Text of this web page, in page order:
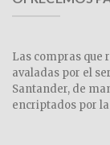
Las compras que
avaladas por el
Santander, de
encriptados por